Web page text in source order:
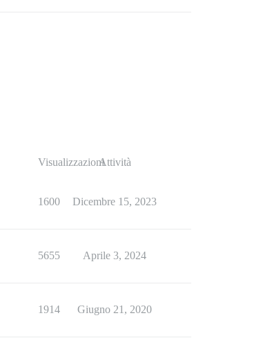
VisualizzazioniAttività
1600 Dicembre 15, 2023
5655 Aprile 3, 2024
1914 Giugno 21, 2020